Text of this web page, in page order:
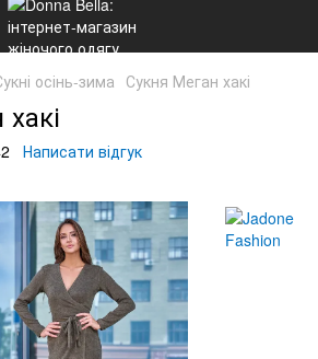
осінь-зима Сукня Меган хакі
Написати відгук